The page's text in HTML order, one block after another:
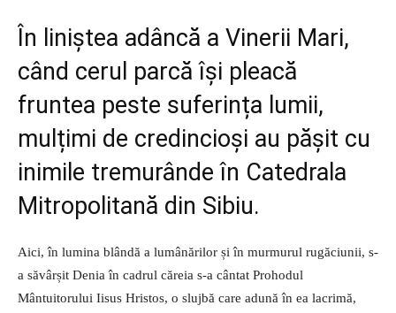
În liniștea adâncă a Vinerii Mari,
când cerul parcă își pleacă
fruntea peste suferința lumii,
mulțimi de credincioși au pășit cu
inimile tremurânde în Catedrala
Mitropolitană din Sibiu.
Aici, în lumina blândă a lumânărilor și în murmurul rugăciunii, s-
a săvârșit Denia în cadrul căreia s-a cântat Prohodul
Mântuitorului Iisus Hristos, o slujbă care adună în ea lacrimă,